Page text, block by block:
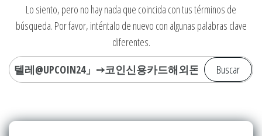
Lo siento, pero no hay nada que coincida con tus términos de
búsqueda. Por favor, inténtalo de nuevo con algunas palabras clave
diferentes.
Buscar: